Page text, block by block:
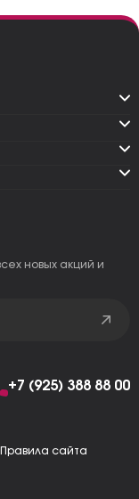
новых акций и
+7 (925) 388 88 00
Правила сайта